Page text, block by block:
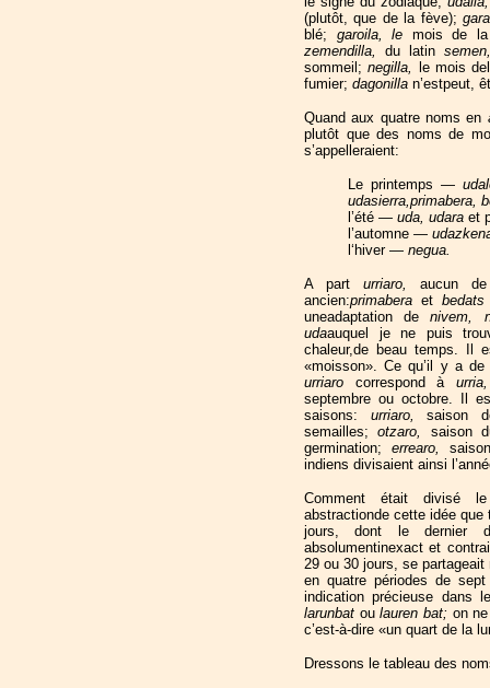
(plutôt, que de la fève);
blé; garoila, le mois de
zemendilla, du latin
sommeil;negilla,
le mois
fumier; dagonilla n’estpeut,
Quand aux quatre noms en
plutôt que des noms de
s’appelleraient:
Le printemps —
udasierra,primabera,
l’été — uda, udara et
l’automne —
l‘hiver — negua.
A part urriaro, aucun
ancien:primaberaet
uneadaptation denivem,
udaauquel je ne puis
chaleur,de beau temps. Il
«moisson». Ce qu’il y a
urriaro correspond à
septembre ou octobre. Il
saisons: urriaro,saison
semailles;otzaro, saison
germination; errearo,
indiens divisaient ainsi
Comment était divisé
abstractionde cette idée
jours, dont le dernier
absolumentinexact et
29 ou 30 jours, se
en quatre périodes de
indication précieuse dans
larunbat oulauren bat; on
c’est-à-dire «un quart de la
Dressons le tableau des